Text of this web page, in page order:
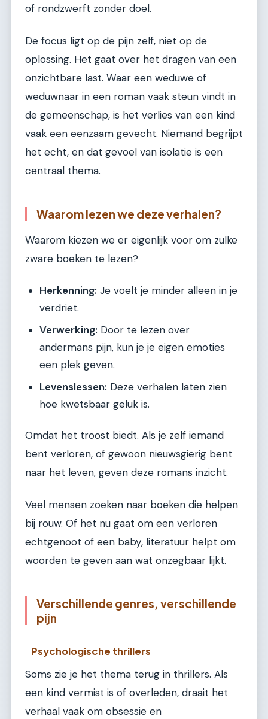
of rondzwerft zonder doel.
De focus ligt op de pijn zelf, niet op de
oplossing. Het gaat over het dragen van een
onzichtbare last. Waar een weduwe of
weduwnaar in een roman vaak steun vindt in
de gemeenschap, is het verlies van een kind
vaak een eenzaam gevecht. Niemand begrijpt
het echt, en dat gevoel van isolatie is een
centraal thema.
Waarom lezen we deze verhalen?
Waarom kiezen we er eigenlijk voor om zulke
zware boeken te lezen?
Herkenning: Je voelt je minder alleen in je
verdriet.
Verwerking: Door te lezen over
andermans pijn, kun je je eigen emoties
een plek geven.
Levenslessen: Deze verhalen laten zien
hoe kwetsbaar geluk is.
Omdat het troost biedt. Als je zelf iemand
bent verloren, of gewoon nieuwsgierig bent
naar het leven, geven deze romans inzicht.
Veel mensen zoeken naar boeken die helpen
bij rouw. Of het nu gaat om een verloren
echtgenoot of een baby, literatuur helpt om
woorden te geven aan wat onzegbaar lijkt.
Verschillende genres, verschillende
pijn
Psychologische thrillers
Soms zie je het thema terug in thrillers. Als
een kind vermist is of overleden, draait het
verhaal vaak om obsessie en